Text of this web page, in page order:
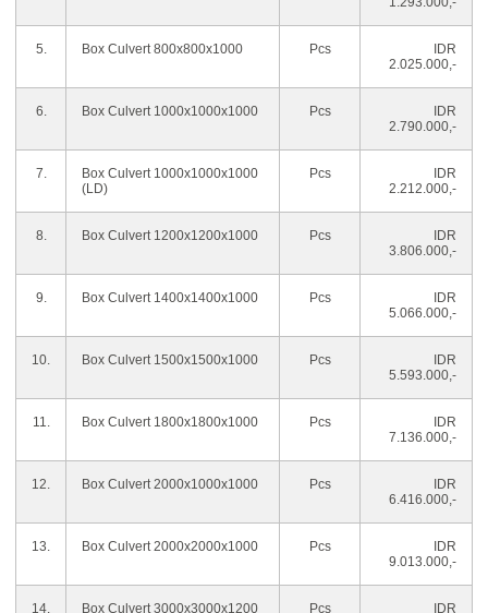
5. Box Culvert 800x800x1000 Pcs
IDR
2.025.000,-
6. Box Culvert 1000x1000x1000 Pcs
IDR
2.790.000,-
7.
Box Culvert 1000x1000x1000
(LD)
Pcs
IDR
2.212.000,-
8. Box Culvert 1200x1200x1000 Pcs
IDR
3.806.000,-
9. Box Culvert 1400x1400x1000 Pcs
IDR
5.066.000,-
10. Box Culvert 1500x1500x1000 Pcs
IDR
5.593.000,-
11. Box Culvert 1800x1800x1000 Pcs
IDR
7.136.000,-
12. Box Culvert 2000x1000x1000 Pcs
IDR
6.416.000,-
13. Box Culvert 2000x2000x1000 Pcs
IDR
9.013.000,-
14. Box Culvert 3000x3000x1200 Pcs IDR